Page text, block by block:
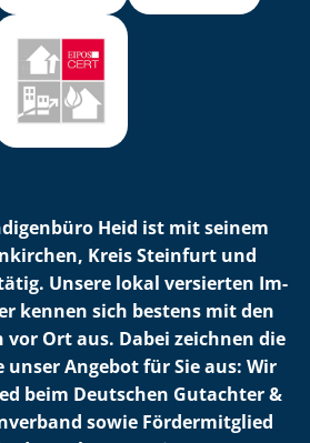
Heid ist mit seinem
Kreis Steinfurt und
Unsere lokal versierten Im­
kennen sich bestens mit den
Ort aus. Dabei zeichnen die
Angebot für Sie aus: Wir
beim Deutschen Gutachter &
sowie Fördermitglied